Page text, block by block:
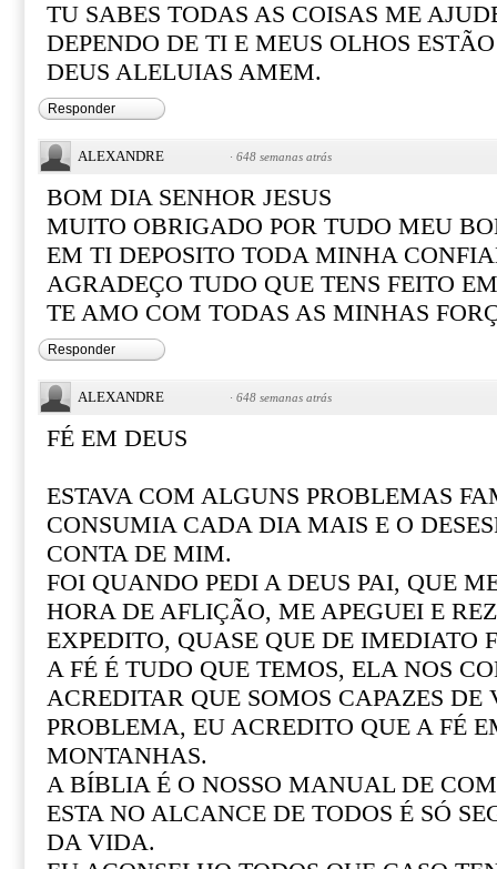
TU SABES TODAS AS COISAS ME
DEPENDO DE TI E MEUS OLHOS
DEUS ALELUIAS AMEM.
Responder
ALEXANDRE · 648 semanas atrás
BOM DIA SENHOR JESUS
MUITO OBRIGADO POR TUDO MEU
EM TI DEPOSITO TODA MINHA
AGRADEÇO TUDO QUE TENS FEITO
TE AMO COM TODAS AS MINHAS
Responder
ALEXANDRE · 648 semanas atrás
FÉ EM DEUS
ESTAVA COM ALGUNS PROBLEMAS
CONSUMIA CADA DIA MAIS E O
CONTA DE MIM.
FOI QUANDO PEDI A DEUS PAI, QUE
HORA DE AFLIÇÃO, ME APEGUEI E
EXPEDITO, QUASE QUE DE IMEDIATO
A FÉ É TUDO QUE TEMOS, ELA NOS
ACREDITAR QUE SOMOS CAPAZES DE
PROBLEMA, EU ACREDITO QUE A FÉ
MONTANHAS.
A BÍBLIA É O NOSSO MANUAL DE
ESTA NO ALCANCE DE TODOS É SÓ
DA VIDA.